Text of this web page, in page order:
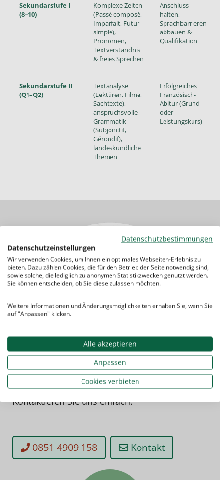
Sekundarstufe I
(8–10)
Komplexe Zeiten
(Passé composé,
Imparfait, Futur
simple),
Pronomen,
Textverständnis
& freies Sprechen
Anschluss
halten,
Sprachbarrieren
abbauen &
Qualifikation
Sekundarstufe II
(Q1–Q2)
Textanalyse
(Lektüren, Filme,
Sachtexte),
anspruchsvolle
Grammatik
(Subjonctif,
Gérondif),
landeskundliche
Themen
Erfolgreiches
Französisch-
Abitur (Grund-
oder
Leistungskurs)
Sie haben noch Fragen? Kein Problem!
Kontaktieren Sie uns einfach.
0851-4909 158 Kontakt
Datenschutzbestimmungen
Datenschutzeinstellungen
Wir verwenden Cookies, um Ihnen ein optimales Webseiten-Erlebnis zu
bieten. Dazu zählen Cookies, die für den Betrieb der Seite notwendig sind,
sowie solche, die lediglich zu anonymen Statistikzwecken genutzt werden.
Sie können entscheiden, ob Sie diese zulassen möchten.
Weitere Informationen und Änderungsmöglichkeiten erhalten Sie, wenn Sie
auf "Anpassen" klicken.
Alle akzeptieren
Anpassen
Cookies verbieten